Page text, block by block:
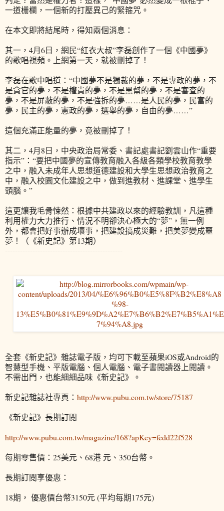
一道栅欄，一個新的打壓異己的緊箍咒。
在本文即將結尾時，得知兩個消息：
其一，4月6日，網民“紅衣大叔”李磊創作了一個《中國夢》
的歌唱視頻。上網第一天，就被刪掉了！
李磊在歌中唱道：“中國夢不是獨裁的夢，不是專政的夢，不
是貪官的夢，不是權貴的夢，不是黑幫的夢，不是審查的
夢，不是屏蔽的夢，不是強拆的夢……是人民的夢，民富的
夢，民主的夢，憲政的夢，選舉的夢，自由的夢……”
這個充滿正能量的夢，竟被刪掉了！
其二，4月8日，中央政治局常委、書記處書記劉雲山作“重要
指示”：“要把中國夢的宣傳教育融入各級各類學校教育教學
之中，融入未成年人思想道德建設和大學生思想政治教育之
中，融入校園文化建設之中，做到進教材、進課堂、進學生
頭腦。”
這更讓我毛骨悚然：根據中共建政以來的經驗教訓，凡這種
利用權力大力推行、情況不明卻決心極大的“夢”，無一例
外，都會把好事辦成壞事，把建設搞成災難，把美夢變成噩
夢！（《新史記》第13期）
-----------------------------------------------
全套《新史記》雜誌電子版，均可下載至蘋果iOS或Android的
智慧型手機、平版電腦、個人電腦、電子書閱讀器上閱讀。
不需出門，也能細細品味《新史記》。
新史記雜誌社專頁： http://www.pubu.com.tw/store/75187
《新史記》長期訂閱
http://www.pubu.com.tw/magazine/168?apKey=fedd22f528
每期零售價：25美元、68港 元、350台幣。
長期訂閱享優惠：
18期， 優惠價台幣3150元 (平均每期175元)